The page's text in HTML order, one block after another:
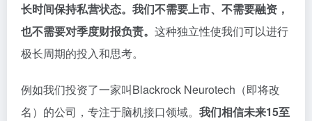
长时间保持私营状态。我们不需要上市、不需要融资，
也不需要对季度财报负责。 这种独立性使我们可以进行
极长周期的投入和思考。
例如我们投资了一家叫Blackrock Neurotech（即将改
名）的公司，专注于脑机接口领域。 我们相信未来15至